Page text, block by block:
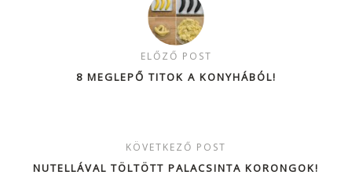
ELŐZŐ POST
8 MEGLEPŐ TITOK A KONYHÁBÓL!
KÖVETKEZŐ POST
NUTELLÁVAL TÖLTÖTT PALACSINTA KORONGOK!